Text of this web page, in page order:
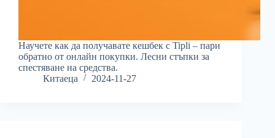
Научете как да получавате кешбек с Tipli – пари
обратно от онлайн покупки. Лесни стъпки за
спестяване на средства.
Китаеца
2024-11-27